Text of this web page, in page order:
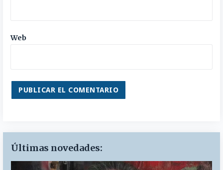
Web
Últimas novedades: